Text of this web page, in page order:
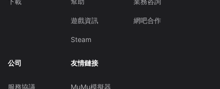
遊戲資訊
Steam
網吧合作
公司
服務協議
友情鏈接
MuMu模擬器